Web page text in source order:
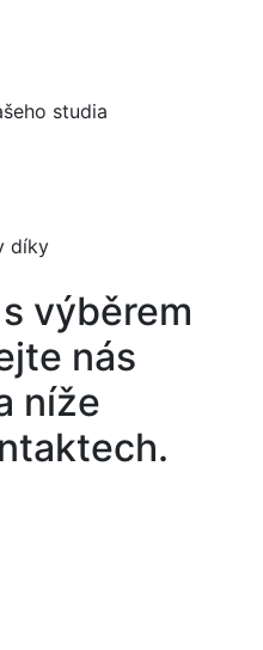
studia
díky
výběrem
nás
níže